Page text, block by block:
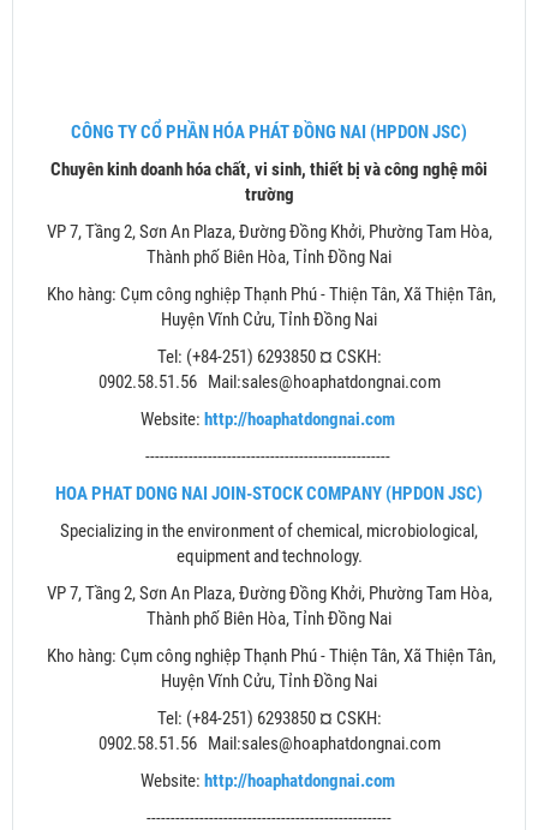
CÔNG TY CỔ PHẦN HÓA PHÁT ĐỒNG NAI (HPDON JSC)
Chuyên kinh doanh hóa chất, vi sinh, thiết bị và công nghệ môi
trường
VP 7, Tầng 2, Sơn An Plaza, Đường Đồng Khởi, Phường Tam Hòa,
Thành phố Biên Hòa, Tỉnh Đồng Nai
Kho hàng: Cụm công nghiệp Thạnh Phú - Thiện Tân, Xã Thiện Tân,
Huyện Vĩnh Cửu, Tỉnh Đồng Nai
Tel: (+84-251) 6293850 ¤ CSKH:
0902.58.51.56 Mail:sales@hoaphatdongnai.com
Website: http://hoaphatdongnai.com
---------------------------------------------------
HOA PHAT DONG NAI JOIN-STOCK COMPANY (HPDON JSC)
Specializing in the environment of chemical, microbiological,
equipment and technology.
VP 7, Tầng 2, Sơn An Plaza, Đường Đồng Khởi, Phường Tam Hòa,
Thành phố Biên Hòa, Tỉnh Đồng Nai
Kho hàng: Cụm công nghiệp Thạnh Phú - Thiện Tân, Xã Thiện Tân,
Huyện Vĩnh Cửu, Tỉnh Đồng Nai
Tel: (+84-251) 6293850 ¤ CSKH:
0902.58.51.56 Mail:sales@hoaphatdongnai.com
Website: http://hoaphatdongnai.com
---------------------------------------------------